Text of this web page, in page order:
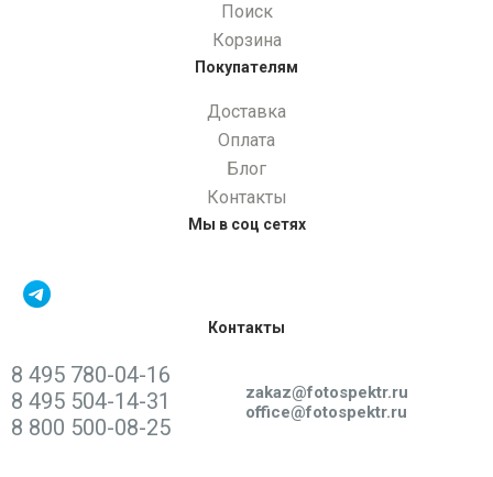
Поиск
Корзина
Покупателям
Доставка
Оплата
Блог
Контакты
Мы в соц сетях
Контакты
8 495 780-04-16
8 495 504-14-31
8 800 500-08-25
zakaz@fotospektr.ru
office@fotospektr.ru